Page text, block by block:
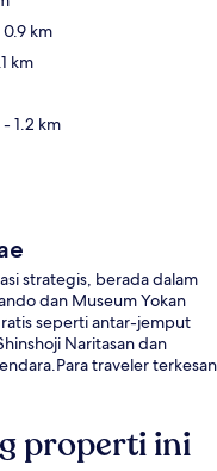
km
km
- 1.2 km
strategis, berada dalam
dan Museum Yokan
seperti antar-jemput
Naritasan dan
traveler terkesan
properti ini